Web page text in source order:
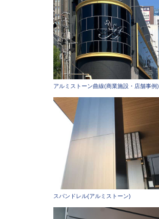
アルミストーン曲線(商業施設・店舗事例)
スパンドレル(アルミストーン)